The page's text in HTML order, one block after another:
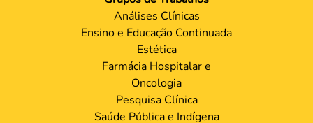
Análises Clínicas
Ensino e Educação Continuada
Estética
Farmácia Hospitalar e
Oncologia
Pesquisa Clínica
Saúde Pública e Indígena